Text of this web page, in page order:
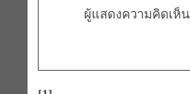
ผู้แสดงความคิดเห็น